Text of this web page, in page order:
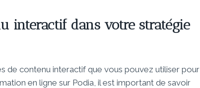
interactif dans votre stratégie
de contenu interactif que vous pouvez utiliser pour
en ligne sur Podia, il est important de savoir